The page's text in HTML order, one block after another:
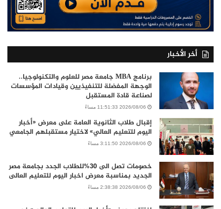
أخر الأخبار
برنامج MBA جامعة مصر للعلوم والتكنولوجيا..
الوجهة المفضلة للتنفيذيين وقيادات المؤسسات
لصناعة قادة المستقبل
2026/08/06 11:51:33 مساءً
إقبال طلاب الثانوية العامة على معرض «أخبار
اليوم للتعليم العالي» لاختيار مستقبلهم الجامعي
2026/08/06 3:11:50 مساءً
خصومات تصل الى 30%للطلاب الجدد بجامعة مصر
الجديد بمناسبة معرض اخبار اليوم للتعليم العالى
2026/08/06 2:38:38 مساءً